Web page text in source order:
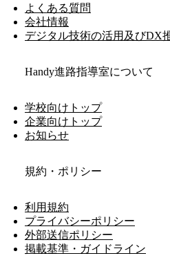
よくある質問
会社情報
デジタル技術の活用及びDX
Handy進路指導室について
学校向けトップ
企業向けトップ
お知らせ
規約・ポリシー
利用規約
プライバシーポリシー
外部送信ポリシー
掲載基準・ガイドライン